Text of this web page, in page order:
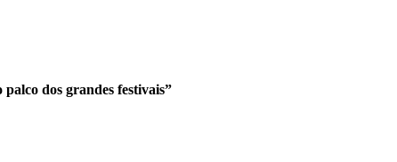
dos grandes festivais”